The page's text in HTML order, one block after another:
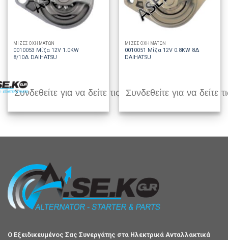
ΜΙΖΕΣ ΟΧΗΜΑΤΩΝ
0010053 Μίζα 12V 1.0KW
8/10Δ DAIHATSU
Συνδεθείτε για να δείτε τις τιμές
ΜΙΖΕΣ ΟΧΗΜΑΤΩΝ
0010051 Μίζα 12V 0.8KW 8Δ
DAIHATSU
Συνδεθείτε για να δείτε
Ο Εξειδικευμένος Σας Συνεργάτης στα Ηλεκτρικά Ανταλλακτικά